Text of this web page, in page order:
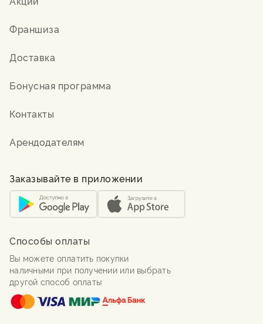
Франшиза
Доставка
Бонусная программа
Контакты
Арендодателям
Заказывайте в приложении
Способы оплаты
Вы можете оплатить покупки
наличными при получении или выбрать
другой способ оплаты